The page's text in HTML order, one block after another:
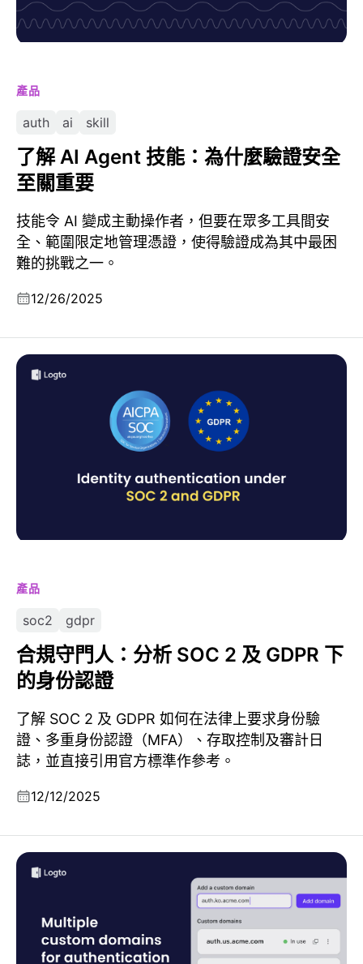
產品
auth ai skill
了解 AI Agent 技能：為什麼驗證安全
至關重要
技能令 AI 變成主動操作者，但要在眾多工具間安
全、範圍限定地管理憑證，使得驗證成為其中最困
難的挑戰之一。
12/26/2025
產品
soc2 gdpr
合規守門人：分析 SOC 2 及 GDPR 下
的身份認證
了解 SOC 2 及 GDPR 如何在法律上要求身份驗
證、多重身份認證（MFA）、存取控制及審計日
誌，並直接引用官方標準作參考。
12/12/2025
合規守門人：分析 SOC 2 及 GDPR 下的身份認證
什麼是認證自訂網域，以及為什麼多個網域很重要